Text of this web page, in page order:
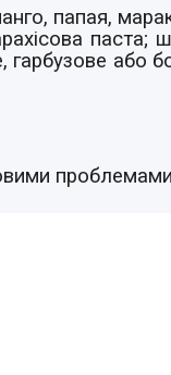
папая,
паста;
або